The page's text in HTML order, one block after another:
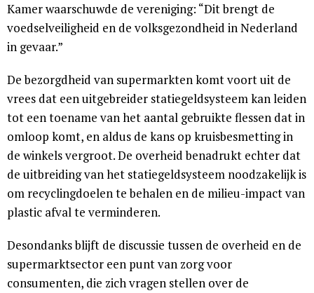
Kamer waarschuwde de vereniging: “Dit brengt de
voedselveiligheid en de volksgezondheid in Nederland
in gevaar.”
De bezorgdheid van supermarkten komt voort uit de
vrees dat een uitgebreider statiegeldsysteem kan leiden
tot een toename van het aantal gebruikte flessen dat in
omloop komt, en aldus de kans op kruisbesmetting in
de winkels vergroot. De overheid benadrukt echter dat
de uitbreiding van het statiegeldsysteem noodzakelijk is
om recyclingdoelen te behalen en de milieu-impact van
plastic afval te verminderen.
Desondanks blijft de discussie tussen de overheid en de
supermarktsector een punt van zorg voor
consumenten, die zich vragen stellen over de